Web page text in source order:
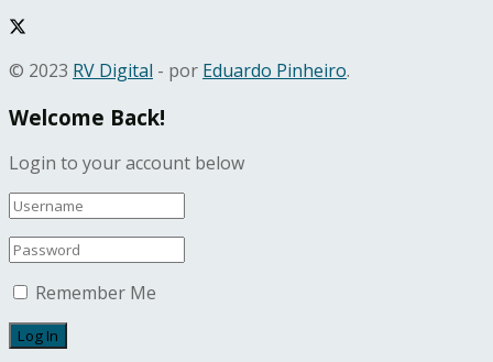
© 2023 RV Digital - por Eduardo Pinheiro.
Welcome Back!
Login to your account below
Remember Me